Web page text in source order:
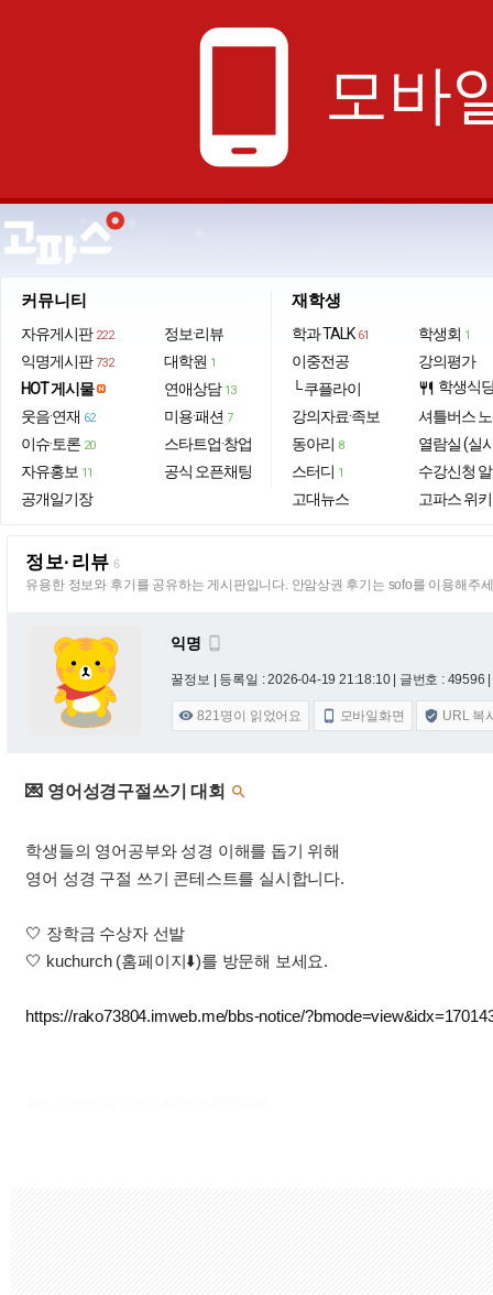
phone_android 모바
커뮤니티
자유게시판 222
익명게시판 732
HOT 게시물
웃음·연재 62
이슈·토론 20
자유홍보 11
공개일기장
정보·리뷰
대학원 1
연애상담 13
미용·패션 7
스타트업·창업
공식 오픈채팅
재학생
학과 TALK 61
이중전공
└ 쿠플라이
강의자료·족보
동아리 8
스터디 1
고대뉴스
학생회 1
강의평가
restaurant 학생식
셔틀버스
열람실 (실
수강신청
고파스 위키
정보·리뷰 6
유용한 정보와 후기를 공유하는 게시판입니다. 안암상권 후기는 sofo를 이용해주
익명 
꿀정보 | 등록일 : 2026-04-19 21:18:10 | 글번호 : 49596
 821명이 읽었어요  모바일화면  URL 복
💌 영어성경구절쓰기 대회 
학생들의 영어공부와 성경 이해를 돕기 위해
영어 성경 구절 쓰기 콘테스트를 실시합니다.
🤍 장학금 수상자 선발
🤍 kuchurch (홈페이지⬇️)를 방문해 보세요.
https://rako73804.imweb.me/bbs-notice/